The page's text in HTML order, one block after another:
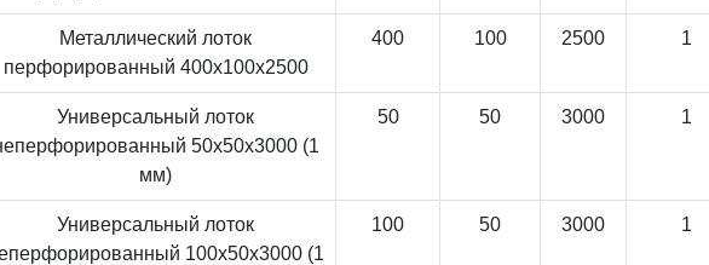
Металлический лоток
перфорированный 400x100x2500
400 100 2500 1
Универсальный лоток
50x50x3000 (1
мм)
50 50 3000 1
Универсальный лоток
100x50x3000 (1
100 50 3000 1